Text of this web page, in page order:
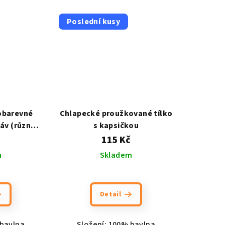
(různé
Poslední kusy
Chlapecké proužkované tílko
s kapsičkou
115 Kč
Skladem
Detail